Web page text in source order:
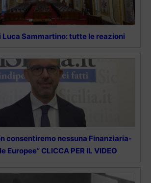
Luca Sammartino: tutte le reazioni
consentiremo nessuna Finanziaria-
Europee” CLICCA PER IL VIDEO